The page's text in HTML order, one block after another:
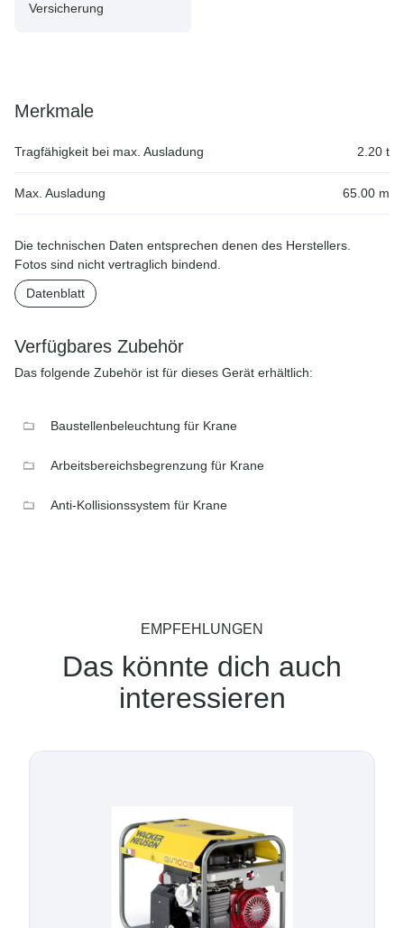
Versicherung
Merkmale
Tragfähigkeit bei max. Ausladung 2.20 t
Max. Ausladung 65.00 m
Die technischen Daten entsprechen denen des Herstellers.
Fotos sind nicht vertraglich bindend.
Datenblatt
Verfügbares Zubehör
Das folgende Zubehör ist für dieses Gerät erhältlich:
Baustellenbeleuchtung für Krane
Arbeitsbereichsbegrenzung für Krane
Anti-Kollisionssystem für Krane
EMPFEHLUNGEN
Das könnte dich auch
interessieren